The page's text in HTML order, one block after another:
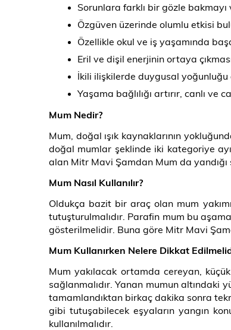
Sorunlara farklı bir gözle
Özgüven üzerinde olumlu etkisi
Özellikle okul ve iş yaşamında
Eril ve dişil enerjinin ortaya
İkili ilişkilerde duygusal yoğunluğu
Yaşama bağlılığı artırır, canlı ve
Mum Nedir?
Mum, doğal ışık kaynaklarının
doğal mumlar şeklinde iki kategoriye
alan Mitr Mavi Şamdan Mum da
Mum Nasıl Kullanılır?
Oldukça bazit bir araç olan mum
tutuşturulmalıdır. Parafin mum bu
gösterilmelidir. Buna göre Mitr Mavi
Mum Kullanırken Nelere Dikkat
Mum yakılacak ortamda cereyan,
sağlanmalıdır. Yanan mumun altındaki
tamamlandıktan birkaç dakika sonra
gibi tutuşabilecek eşyaların yangın
kullanılmalıdır.